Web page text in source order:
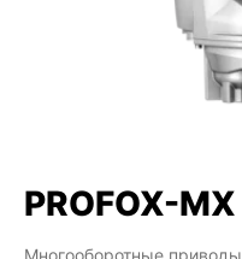
PROFOX-MX
Многооборотные приводы